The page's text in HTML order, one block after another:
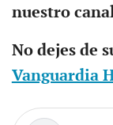
nuestro
No dejes de
Vanguardia